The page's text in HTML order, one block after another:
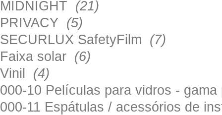
MIDNIGHT (21)
PRIVACY (5)
SECURLUX SafetyFilm (7)
Faixa solar (6)
Vinil (4)
000-10 Películas para vidros -
000-11 Espátulas / acessórios de